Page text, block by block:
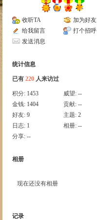
收听TA
加为好友
给我留言
打个招呼
发送消息
统计信息
已有 220 人来访过
积分: 1453 威望: --
金钱: 1404 贡献: --
好友: 9 主题: 2
日志: 1 相册: --
分享: --
相册
现在还没有相册
记录